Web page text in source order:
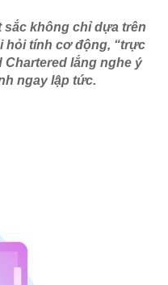
không chỉ dựa trên
hỏi tính cơ động, “trực
lắng nghe ý
ngay lập tức.